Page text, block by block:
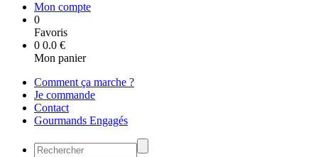
Mon compte
0
Favoris
0 0.0 €
Mon panier
Comment ça marche ?
Je commande
Contact
Gourmands Engagés